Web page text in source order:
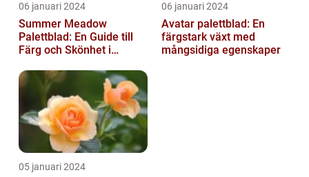
06 januari 2024
Summer Meadow
Palettblad: En Guide till
Färg och Skönhet i
06 januari 2024
Avatar palettblad: En
färgstark växt med
mångsidiga egenskaper
05 januari 2024